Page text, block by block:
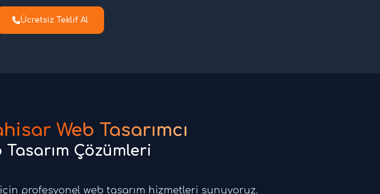
Ücretsiz Teklif Al
Web Tasarımcı
Tasarım Çözümleri
profesyonel web tasarım hizmetleri sunuyoruz.